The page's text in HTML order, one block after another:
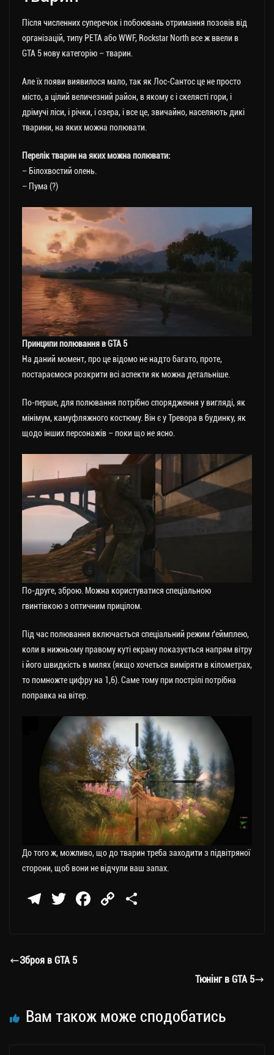
Після численних суперечок і побоювань отримання позовів від
організацій, типу PETA або WWF, Rockstar North все ж ввели в
GTA 5 нову категорію – тварин.
Але їх появи виявилося мало, так як Лос-Сантос це не просто
місто, а цілий величезний район, в якому є і скелясті гори, і
дрімучі ліси, і річки, і озера, і все це, звичайно, населяють дикі
тварини, на яких можна полювати.
Перелік тварин на яких можна полювати:
– Білохвостий олень.
– Пума (?)
Принципи полювання в GTA 5
На даний момент, про це відомо не надто багато, проте,
постараємося розкрити всі аспекти як можна детальніше.
По-перше, для полювання потрібно спорядження у вигляді, як
мінімум, камуфляжного костюму. Він є у Тревора в будинку, як
щодо інших персонажів – поки що не ясно.
По-друге, зброю. Можна користуватися спеціальною
гвинтівкою з оптичним прицілом.
Під час полювання включається спеціальний режим ґеймплею,
коли в нижньому правому куті екрану показується напрям вітру
і його швидкість в милях (якщо хочеться виміряти в кілометрах,
то помножте цифру на 1,6). Саме тому при пострілі потрібна
поправка на вітер.
До того ж, можливо, що до тварин треба заходити з підвітряної
сторони, щоб вони не відчули ваш запах.
Te
a
T
er
Fa
C
Зброя в GTA 5
Тюнінг в GTA 5
Вам також може сподобатись